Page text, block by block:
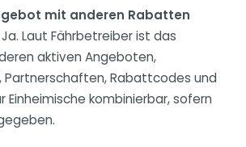
mit anderen Rabatten
Ja. Laut Fährbetreiber ist das
aktiven Angeboten,
Partnerschaften, Rabattcodes und
Einheimische kombinierbar, sofern